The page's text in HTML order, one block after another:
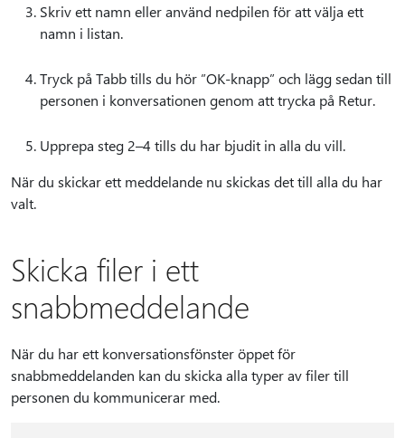
Skriv ett namn eller använd nedpilen för att välja ett
namn i listan.
Tryck på Tabb tills du hör ”OK-knapp” och lägg sedan till
personen i konversationen genom att trycka på Retur.
Upprepa steg 2–4 tills du har bjudit in alla du vill.
När du skickar ett meddelande nu skickas det till alla du har
valt.
Skicka filer i ett
snabbmeddelande
När du har ett konversationsfönster öppet för
snabbmeddelanden kan du skicka alla typer av filer till
personen du kommunicerar med.